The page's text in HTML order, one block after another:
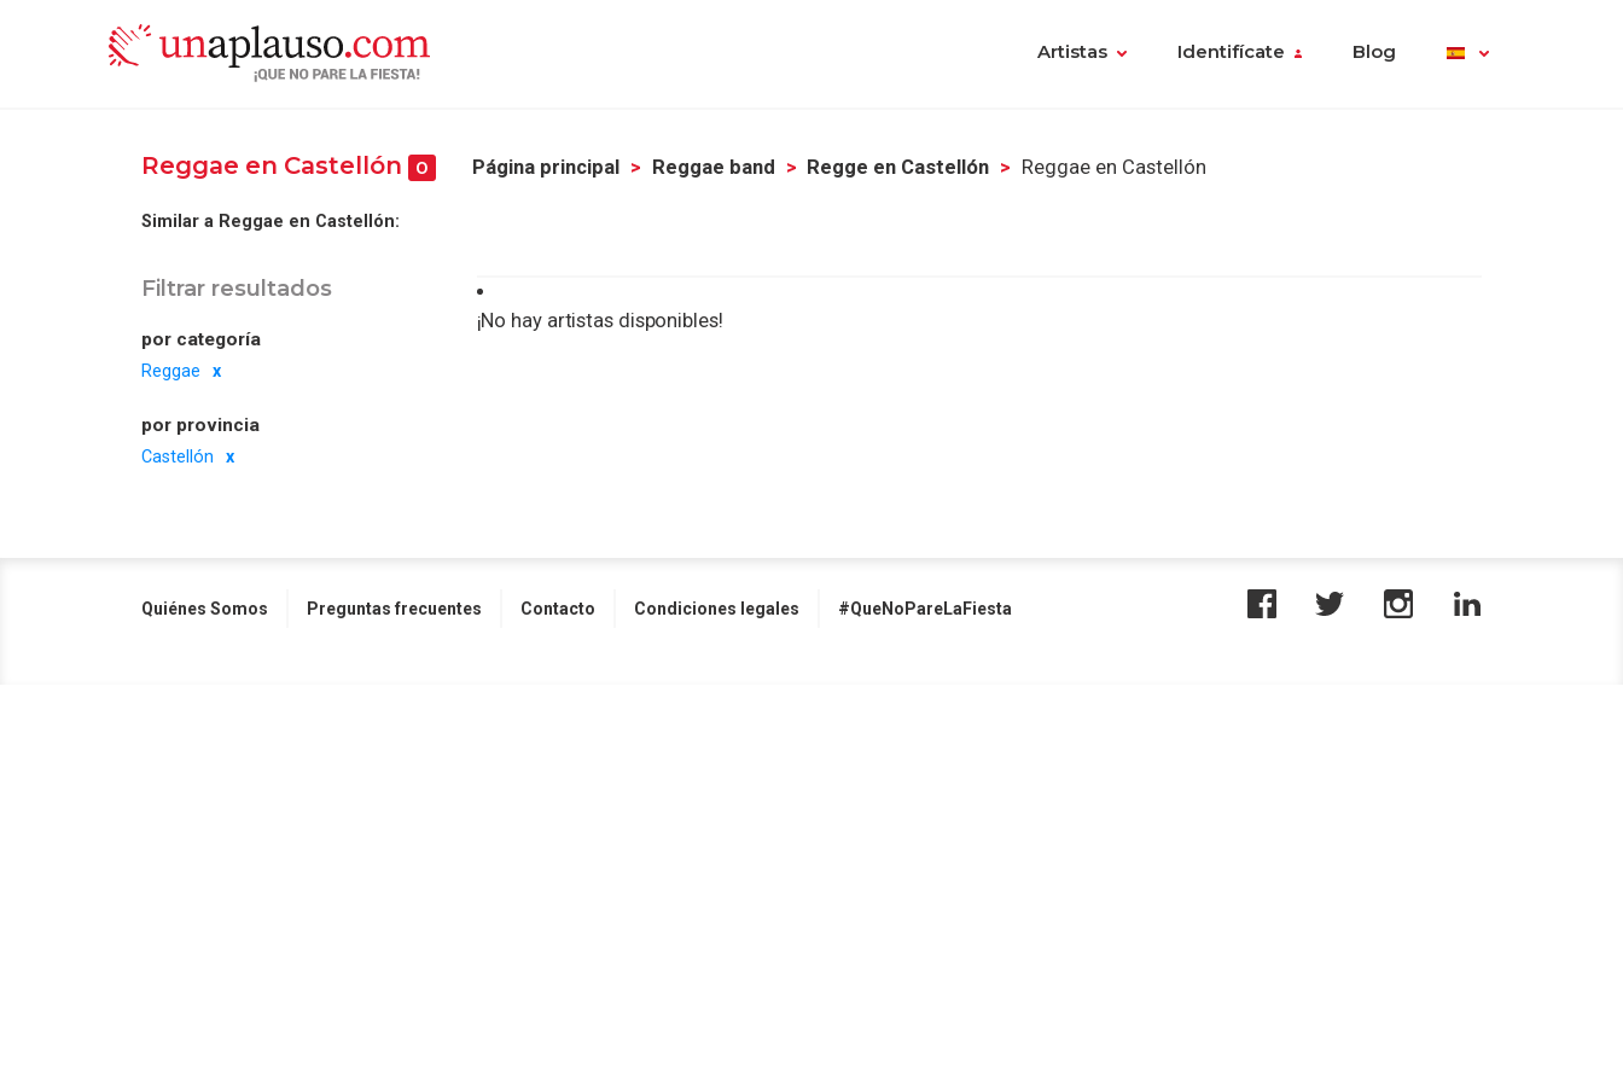
Artistas Identifícate Blog
Reggae en Castellón 0 Página principal Reggae band Regge en Castellón Reggae en Castellón
Similar a Reggae en Castellón:
Filtrar resultados
por categoría
Reggae
por provincia
Castellón
¡No hay artistas disponibles!
Quiénes Somos Preguntas frecuentes Contacto Condiciones legales #QueNoPareLaFiesta